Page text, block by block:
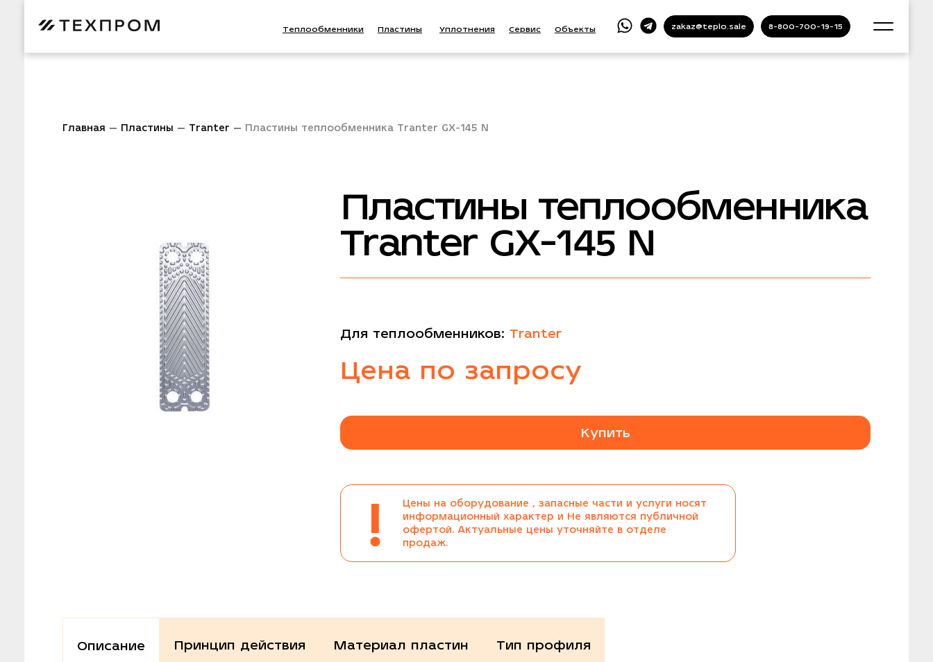
Теплообменники Пластины Уплотнения Сервис Объекты zakaz@teplo.sale 8-800-700-19-15
Главная Пластины Tranter Пластины теплообменника Tranter GX-145 N
Пластины теплообменника
Tranter GX-145 N
Для теплообменников: Tranter
Цена по запросу
Купить
!
Цены на оборудование , запасные части и услуги носят
информационный характер и Не являются публичной
офертой. Актуальные цены уточняйте в отделе
продаж.
Описание Принцип действия Материал пластин Тип профиля